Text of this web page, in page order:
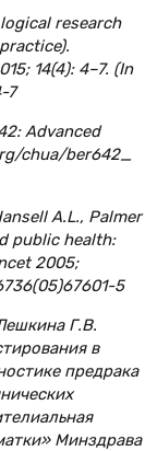
research
14(4): 4–7. (In
7
Advanced
chua/ber642_
A.L., Palmer
public health:
2005;
5
Г.В.
в
предрака
Минздрава